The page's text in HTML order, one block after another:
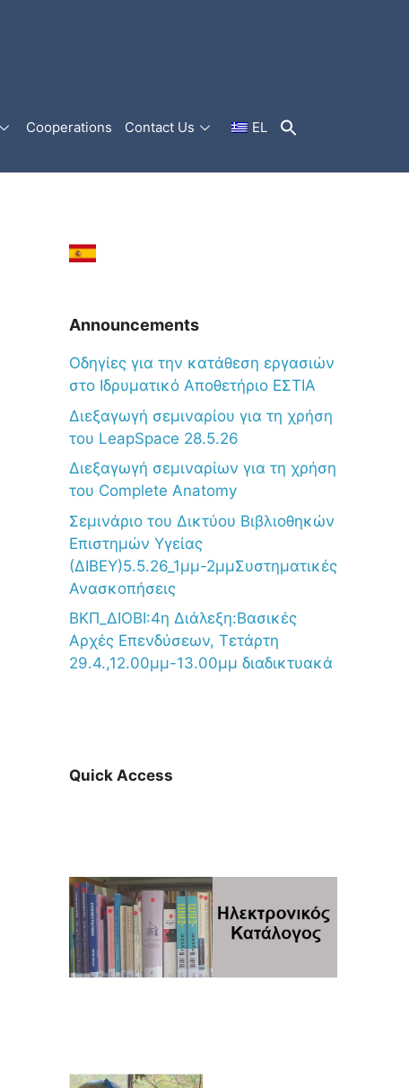
Cooperations Contact Us EL
Announcements
Oδηγίες για την κατάθεση εργασιών
στο Ιδρυματικό Αποθετήριο ΕΣΤΙΑ
Διεξαγωγή σεμιναρίου για τη χρήση
του LeapSpace 28.5.26
Διεξαγωγή σεμιναρίων για τη χρήση
του Complete Anatomy
Σεμινάριο του Δικτύου Βιβλιοθηκών
Επιστημών Υγείας
(ΔΙΒΕΥ)5.5.26_1μμ-2μμΣυστηματικές
Ανασκοπήσεις
ΒΚΠ_ΔΙΟΒΙ:4η Διάλεξη:Βασικές
Αρχές Επενδύσεων, Τετάρτη
29.4.,12.00μμ-13.00μμ διαδικτυακά
Quick Access